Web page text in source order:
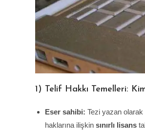
1) Telif Hakkı Temelleri:
Eser sahibi: Tezi yazan
haklarına ilişkin sınırlı lisans